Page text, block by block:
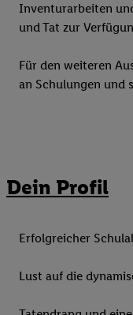
Inventurarbeiten
und Tat zur
Für den weiteren
an Schulungen und
Dein Profil
Erfolgreicher
Lust auf die